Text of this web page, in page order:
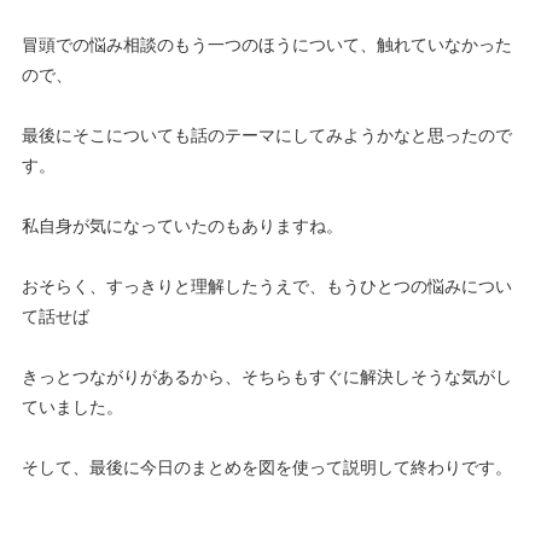
冒頭での悩み相談のもう一つのほうについて、触れていなかった
ので、
最後にそこについても話のテーマにしてみようかなと思ったので
す。
私自身が気になっていたのもありますね。
おそらく、すっきりと理解したうえで、もうひとつの悩みについ
て話せば
きっとつながりがあるから、そちらもすぐに解決しそうな気がし
ていました。
そして、最後に今日のまとめを図を使って説明して終わりです。